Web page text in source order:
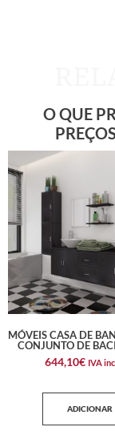
O QUE
MÓVEIS CASA DE
CONJUNTO DE
644,10€ IVA
ADICIONAR